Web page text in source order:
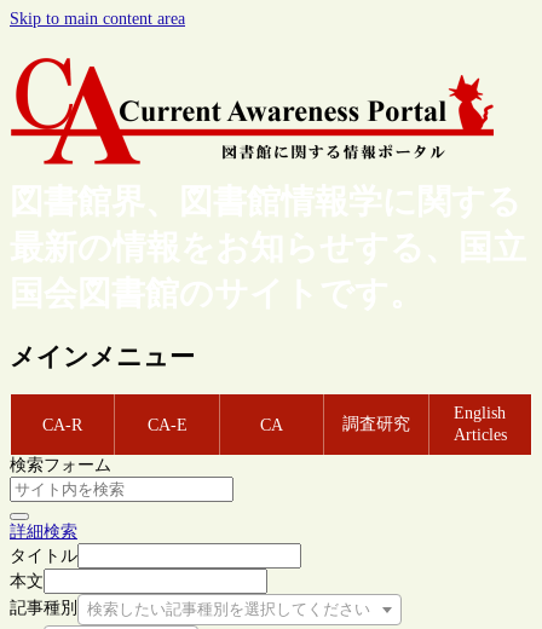
Skip to main content area
図書館界、図書館情報学に関する
最新の情報をお知らせする、国立
国会図書館のサイトです。
メインメニュー
CA-R CA-E CA 調査研究
English
Articles
検索フォーム
詳細検索
タイトル
本文
記事種別
検索したい記事種別を選択してください